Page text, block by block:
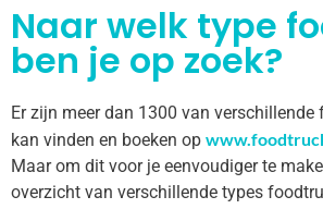
Naar welk type
ben je op zoek?
Er zijn meer dan 1300 van
kan vinden en boeken op
Maar om dit voor je eenvoudiger te
overzicht van verschillende types